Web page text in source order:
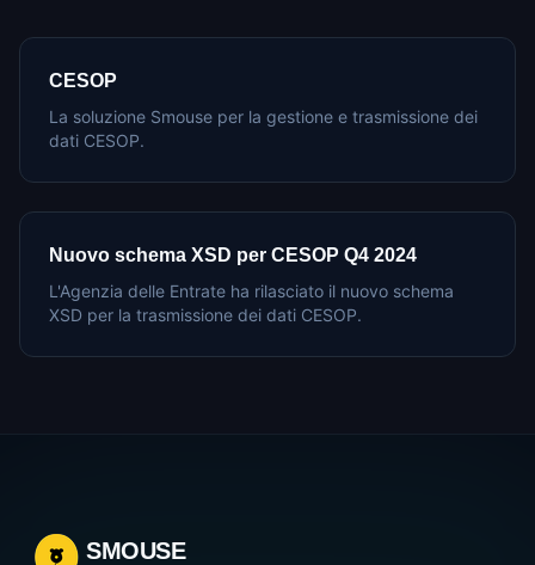
CESOP
La soluzione Smouse per la gestione e trasmissione dei
dati CESOP.
Nuovo schema XSD per CESOP Q4 2024
L'Agenzia delle Entrate ha rilasciato il nuovo schema
XSD per la trasmissione dei dati CESOP.
SMOUSE